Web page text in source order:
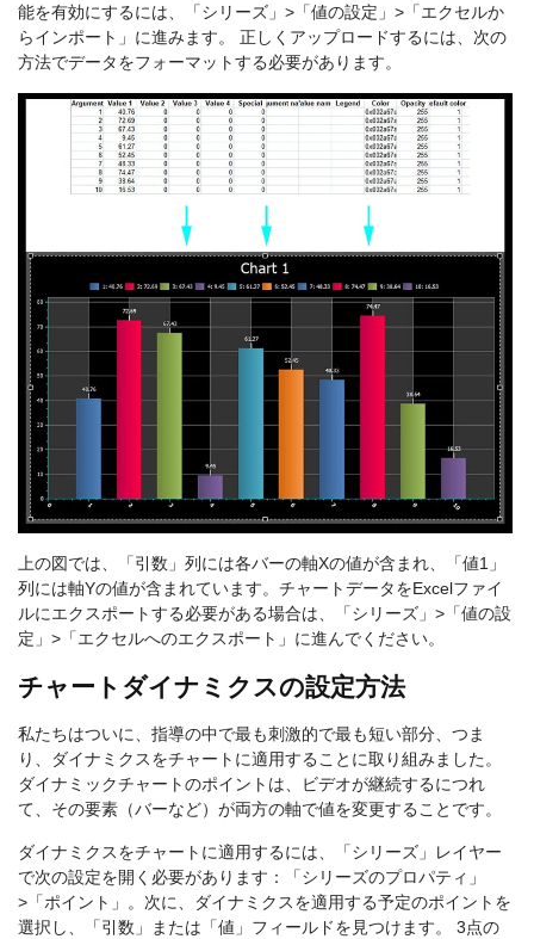
能を有効にするには、「シリーズ」>「値の設定」>「エクセルか
らインポート」に進みます。 正しくアップロードするには、次の
方法でデータをフォーマットする必要があります。
上の図では、「引数」列には各バーの軸Xの値が含まれ、「値1」
列には軸Yの値が含まれています。チャートデータをExcelファイ
ルにエクスポートする必要がある場合は、「シリーズ」>「値の設
定」>「エクセルへのエクスポート」に進んでください。
チャートダイナミクスの設定方法
私たちはついに、指導の中で最も刺激的で最も短い部分、つま
り、ダイナミクスをチャートに適用することに取り組みました。
ダイナミックチャートのポイントは、ビデオが継続するにつれ
て、その要素（バーなど）が両方の軸で値を変更することです。
ダイナミクスをチャートに適用するには、「シリーズ」レイヤー
で次の設定を開く必要があります：「シリーズのプロパティ」
>「ポイント」。次に、ダイナミクスを適用する予定のポイントを
選択し、「引数」または「値」フィールドを見つけます。 3点の